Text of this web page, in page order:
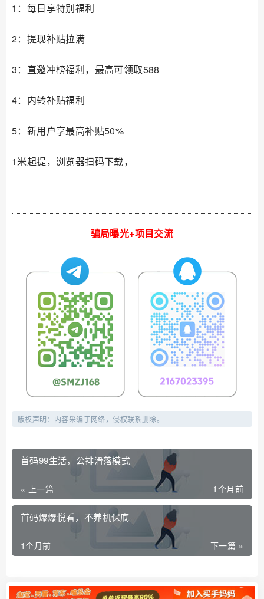
1：每日享特别福利
2：提现补贴拉满
3：直邀冲榜福利，最高可领取588
4：内转补贴福利
5：新用户享最高补贴50%
1米起提，浏览器扫码下载，
骗局曝光+项目交流
版权声明：内容采编于网络，侵权联系删除。
首码99生活，公排滑落模式
« 上一篇 1个月前
首码爆爆悦看，不养机保底
下一篇 »
1个月前